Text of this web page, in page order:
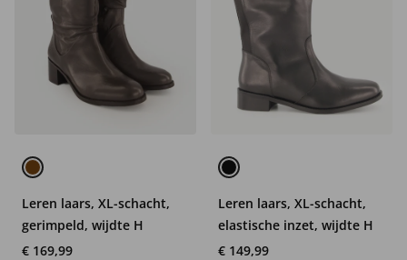
Leren laars, XL-schacht,
gerimpeld, wijdte H
€ 169,99
Leren laars, XL-schacht,
elastische inzet, wijdte H
€ 149,99